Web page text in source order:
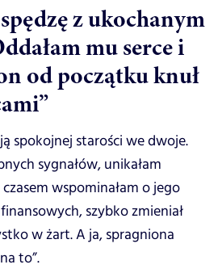
z ukochanym
mu serce i
od początku knuł
spokojnej starości we dwoje.
sygnałów, unikałam
wspominałam o jego
szybko zmieniał
w żart. A ja, spragniona
to”.